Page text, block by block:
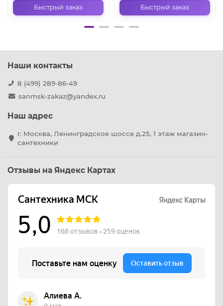
Быстрый заказ Быстрый заказ
Наши контакты
8 (499) 289-86-49
sanmsk-zakaz@yandex.ru
Наш адрес
г. Москва, Ленинградское шоссе д.25, 1 этаж магазин-
сантехники
Отзывы на Яндекс Картах